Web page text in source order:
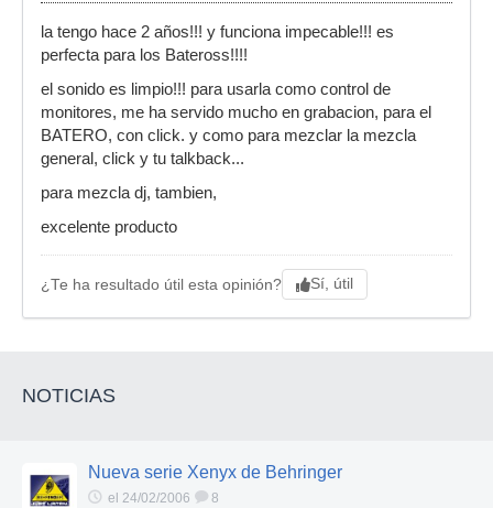
la tengo hace 2 años!!! y funciona impecable!!! es
perfecta para los Bateross!!!!
el sonido es limpio!!! para usarla como control de
monitores, me ha servido mucho en grabacion, para el
BATERO, con click. y como para mezclar la mezcla
general, click y tu talkback...
para mezcla dj, tambien,
excelente producto
¿Te ha resultado útil esta opinión? Sí, útil
NOTICIAS
Nueva serie Xenyx de Behringer
el 24/02/2006 8